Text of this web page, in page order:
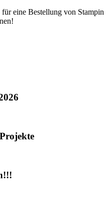
eine Bestellung von Stampin